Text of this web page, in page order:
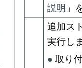
説明 」
追加ス
実行し
取り